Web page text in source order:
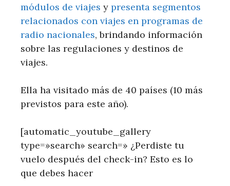
módulos de viajes y presenta segmentos
relacionados con viajes en programas de
radio nacionales, brindando información
sobre las regulaciones y destinos de
viajes.
Ella ha visitado más de 40 países (10 más
previstos para este año).
[automatic_youtube_gallery
type=»search» search=» ¿Perdiste tu
vuelo después del check-in? Esto es lo
que debes hacer